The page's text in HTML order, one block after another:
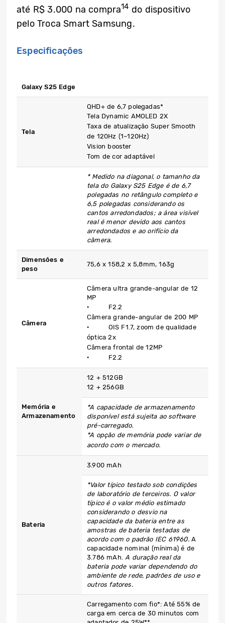
até R$ 3.000 na compra14 do dispositivo
pelo Troca Smart Samsung.
Especificações
Galaxy S25 Edge
Tela
QHD+ de 6,7 polegadas*
Tela Dynamic AMOLED 2X
Taxa de atualização Super Smooth
de 120Hz (1~120Hz)
Vision booster
Tom de cor adaptável
* Medido na diagonal, o tamanho da
tela do Galaxy S25 Edge é de 6,7
polegadas no retângulo completo e
6,5 polegadas considerando os
cantos arredondados; a área visível
real é menor devido aos cantos
arredondados e ao orifício da
câmera.
Dimensões e
peso
75,6 x 158,2 x 5,8mm, 163g
Câmera
Câmera ultra grande-angular de 12
MP
· F2.2
Câmera grande-angular de 200 MP
· OIS F1.7, zoom de qualidade
óptica 2x
Câmera frontal de 12MP
· F2.2
Memória e
Armazenamento
12 + 512GB
12 + 256GB
*A capacidade de armazenamento
disponível está sujeita ao software
pré-carregado.
*A opção de memória pode variar de
acordo com o mercado.
Bateria
3.900 mAh
*Valor típico testado sob condições
de laboratório de terceiros. O valor
típico é o valor médio estimado
considerando o desvio na
capacidade da bateria entre as
amostras de bateria testadas de
acordo com o padrão IEC 61960.A
capacidade nominal (mínima) é de
3.786 mAh.A duração real da
bateria pode variar dependendo do
ambiente de rede, padrões de uso e
outros fatores.
Carregamento com fio*: Até 55% de
carga em cerca de 30 minutos com